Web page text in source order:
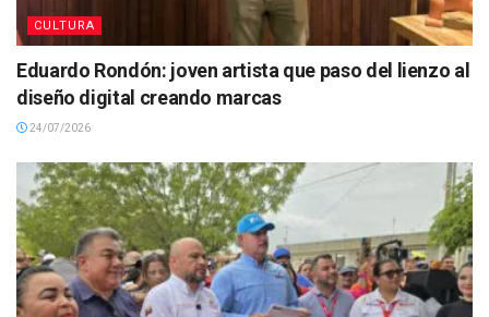
CULTURA
Eduardo Rondón: joven artista que paso del lienzo al
diseño digital creando marcas
24/07/2026